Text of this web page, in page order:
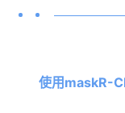
使用maskR-